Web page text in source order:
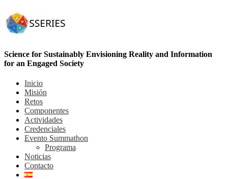
Science for Sustainably Envisioning Reality and Information
for an Engaged Society
Inicio
Misión
Retos
Componentes
Actividades
Credenciales
Evento Summathon
Programa
Noticias
Contacto